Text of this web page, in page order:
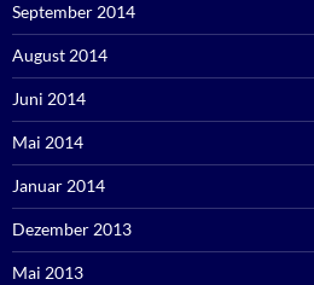
September 2014
August 2014
Juni 2014
Mai 2014
Januar 2014
Dezember 2013
Mai 2013